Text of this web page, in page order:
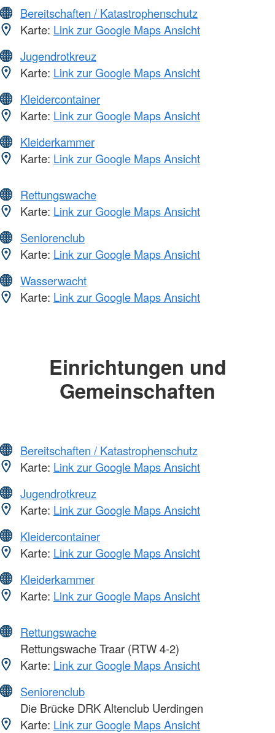
Bereitschaften / Katastrophenschutz
Karte: Link zur Google Maps Ansicht
Jugendrotkreuz
Karte: Link zur Google Maps Ansicht
Kleidercontainer
Karte: Link zur Google Maps Ansicht
Kleiderkammer
Karte: Link zur Google Maps Ansicht
Rettungswache
Karte: Link zur Google Maps Ansicht
Seniorenclub
Karte: Link zur Google Maps Ansicht
Wasserwacht
Karte: Link zur Google Maps Ansicht
Einrichtungen und
Gemeinschaften
Bereitschaften / Katastrophenschutz
Karte: Link zur Google Maps Ansicht
Jugendrotkreuz
Karte: Link zur Google Maps Ansicht
Kleidercontainer
Karte: Link zur Google Maps Ansicht
Kleiderkammer
Karte: Link zur Google Maps Ansicht
Rettungswache
Rettungswache Traar (RTW 4-2)
Karte: Link zur Google Maps Ansicht
Seniorenclub
Die Brücke DRK Altenclub Uerdingen
Karte: Link zur Google Maps Ansicht